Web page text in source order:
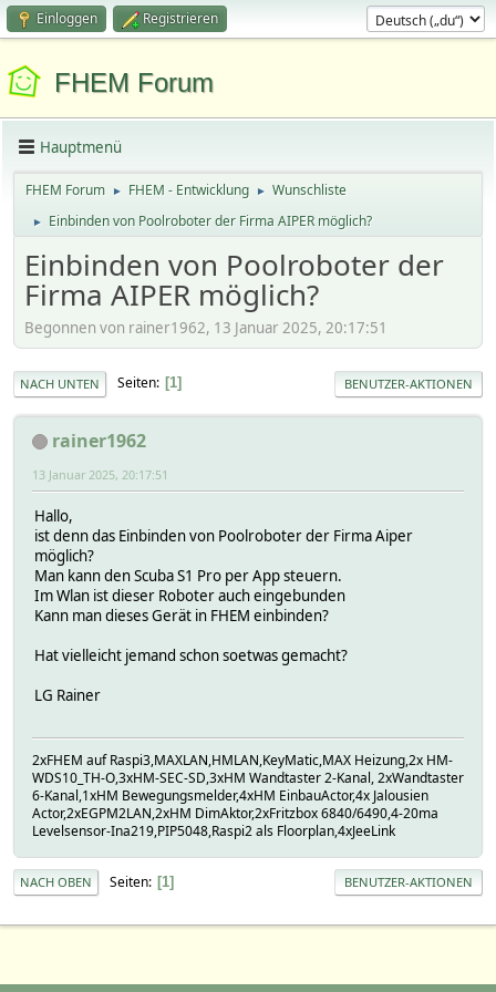
Einloggen Registrieren
FHEM Forum
Hauptmenü
FHEM Forum ► FHEM - Entwicklung ► Wunschliste
► Einbinden von Poolroboter der Firma AIPER möglich?
Einbinden von Poolroboter der
Firma AIPER möglich?
Begonnen von rainer1962, 13 Januar 2025, 20:17:51
NACH UNTEN Seiten 1 BENUTZER-AKTIONEN
rainer1962
13 Januar 2025, 20:17:51
Hallo,
ist denn das Einbinden von Poolroboter der Firma Aiper
möglich?
Man kann den Scuba S1 Pro per App steuern.
Im Wlan ist dieser Roboter auch eingebunden
Kann man dieses Gerät in FHEM einbinden?
Hat vielleicht jemand schon soetwas gemacht?
LG Rainer
2xFHEM auf Raspi3,MAXLAN,HMLAN,KeyMatic,MAX Heizung,2x HM-
WDS10_TH-O,3xHM-SEC-SD,3xHM Wandtaster 2-Kanal, 2xWandtaster
6-Kanal,1xHM Bewegungsmelder,4xHM EinbauActor,4x Jalousien
Actor,2xEGPM2LAN,2xHM DimAktor,2xFritzbox 6840/6490,4-20ma
Levelsensor-Ina219,PIP5048,Raspi2 als Floorplan,4xJeeLink
NACH OBEN Seiten 1 BENUTZER-AKTIONEN